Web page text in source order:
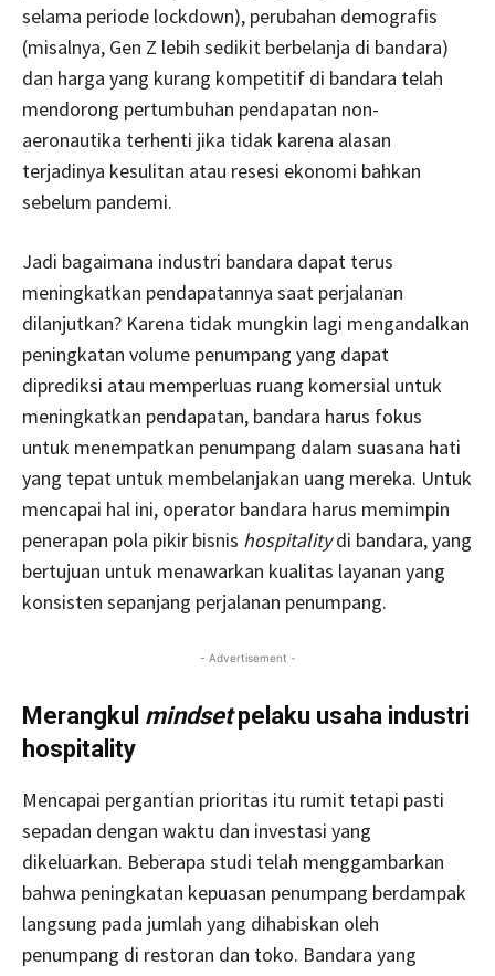
selama periode lockdown), perubahan demografis
(misalnya, Gen Z lebih sedikit berbelanja di bandara)
dan harga yang kurang kompetitif di bandara telah
mendorong pertumbuhan pendapatan non-
aeronautika terhenti jika tidak karena alasan
terjadinya kesulitan atau resesi ekonomi bahkan
sebelum pandemi.
Jadi bagaimana industri bandara dapat terus
meningkatkan pendapatannya saat perjalanan
dilanjutkan? Karena tidak mungkin lagi mengandalkan
peningkatan volume penumpang yang dapat
diprediksi atau memperluas ruang komersial untuk
meningkatkan pendapatan, bandara harus fokus
untuk menempatkan penumpang dalam suasana hati
yang tepat untuk membelanjakan uang mereka. Untuk
mencapai hal ini, operator bandara harus memimpin
penerapan pola pikir bisnis hospitalitydi bandara, yang
bertujuan untuk menawarkan kualitas layanan yang
konsisten sepanjang perjalanan penumpang.
- Advertisement -
Merangkul mindsetpelaku usaha industri
hospitality
Mencapai pergantian prioritas itu rumit tetapi pasti
sepadan dengan waktu dan investasi yang
dikeluarkan. Beberapa studi telah menggambarkan
bahwa peningkatan kepuasan penumpang berdampak
langsung pada jumlah yang dihabiskan oleh
penumpang di restoran dan toko. Bandara yang